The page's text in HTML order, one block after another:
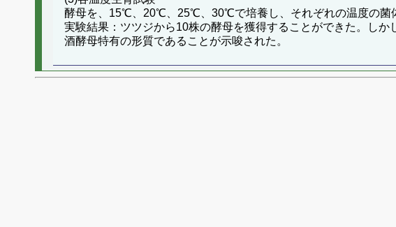
酵母を、15℃、20℃、25℃、30℃で培養し、それぞれの温度の菌
実験結果：ツツジから10株の酵母を獲得することができた。し
酒酵母特有の形質であることが示唆された。